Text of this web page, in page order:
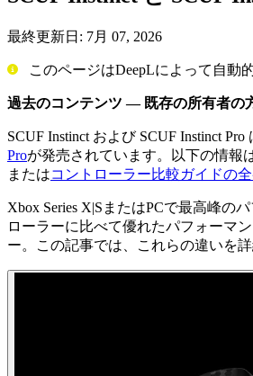
最終更新日: 7月 07, 2026
このページはDeepLによって自動
過去のコンテンツ — 既存の所有者の
SCUF Instinct および SCUF Instinct
Proが発売されています。以下の情報
またはコントローラー比較ガイドの
Xbox Series X|SまたはPCで最高峰の
ローラーに比べて優れたパフォーマ
ー。この記事では、これらの違いを